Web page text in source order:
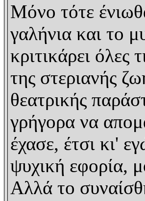
Μόνο τότε
γαλήνια και το
κριτικάρει όλες
της στεριανής
θεατρικής
γρήγορα να
έχασε, έτσι κι'
ψυχική εφορία,
Αλλά το